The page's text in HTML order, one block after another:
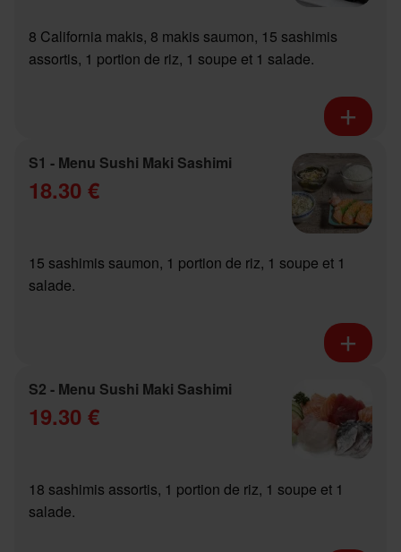
8 California makis, 8 makis saumon, 15 sashimis
assortis, 1 portion de riz, 1 soupe et 1 salade.
S1 - Menu Sushi Maki Sashimi
18.30 €
15 sashimis saumon, 1 portion de riz, 1 soupe et 1
salade.
S2 - Menu Sushi Maki Sashimi
19.30 €
18 sashimis assortis, 1 portion de riz, 1 soupe et 1
salade.